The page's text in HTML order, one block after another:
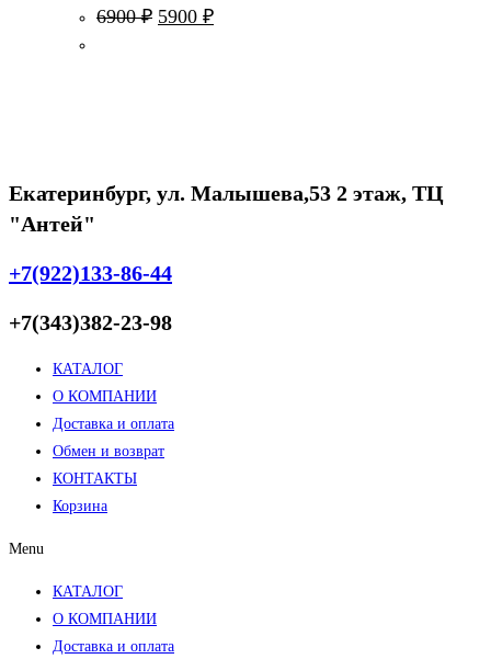
6900₽ Первоначальная
цена
5900 ₽Текущая
цена:
Екатеринбург, ул. Малышева,53 2 этаж, ТЦ
"Антей"
+7(922)133-86-44
+7(343)382-23-98
КАТАЛОГ
О КОМПАНИИ
Доставка и оплата
Обмен и возврат
КОНТАКТЫ
Корзина
Menu
КАТАЛОГ
О КОМПАНИИ
Доставка и оплата